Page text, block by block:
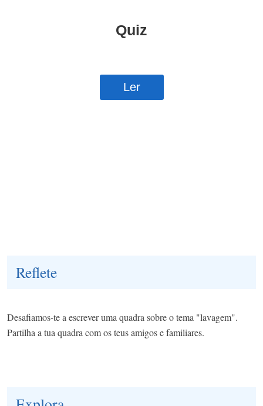
Reflete
Desafiamos-te a escrever uma quadra sobre o tema "lavagem".
Partilha a tua quadra com os teus amigos e familiares.